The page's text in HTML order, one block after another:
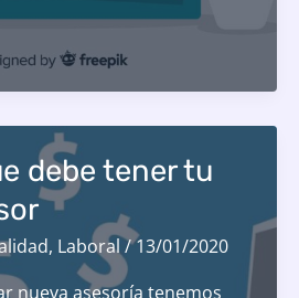
debe tener tu
, Laboral/13/01/2020
nueva asesoría tenemos